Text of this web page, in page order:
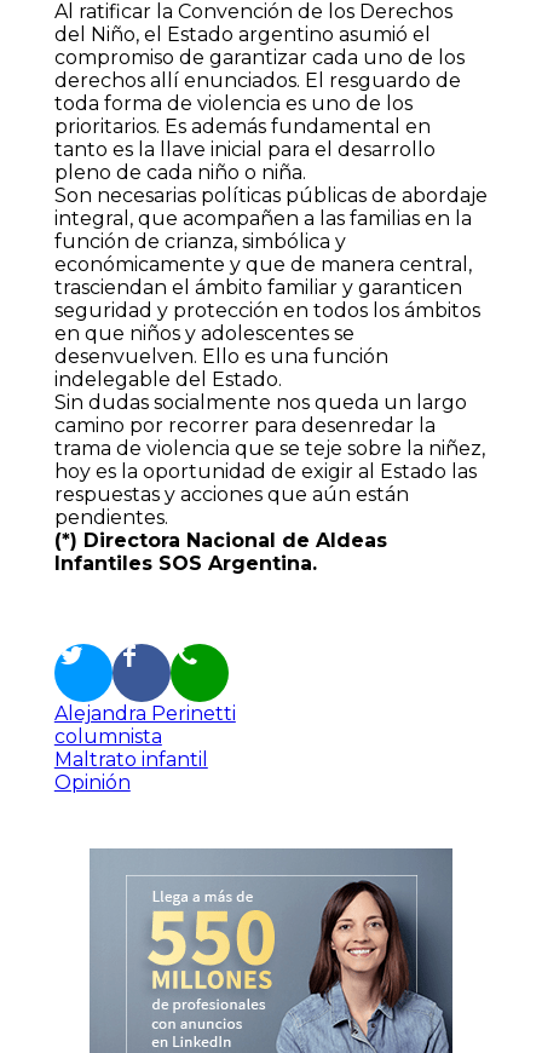
Al ratificar la Convención de los Derechos
del Niño, el Estado argentino asumió el
compromiso de garantizar cada uno de los
derechos allí enunciados. El resguardo de
toda forma de violencia es uno de los
prioritarios. Es además fundamental en
tanto es la llave inicial para el desarrollo
pleno de cada niño o niña.
Son necesarias políticas públicas de abordaje
integral, que acompañen a las familias en la
función de crianza, simbólica y
económicamente y que de manera central,
trasciendan el ámbito familiar y garanticen
seguridad y protección en todos los ámbitos
en que niños y adolescentes se
desenvuelven. Ello es una función
indelegable del Estado.
Sin dudas socialmente nos queda un largo
camino por recorrer para desenredar la
trama de violencia que se teje sobre la niñez,
hoy es la oportunidad de exigir al Estado las
respuestas y acciones que aún están
pendientes.
(*) Directora Nacional de Aldeas
Infantiles SOS Argentina.
Alejandra Perinetti
columnista
Maltrato infantil
Opinión